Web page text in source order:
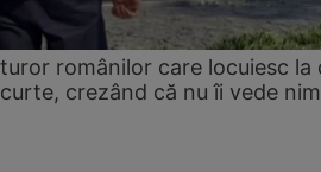
românilor care locuiesc la
crezând că nu îi vede